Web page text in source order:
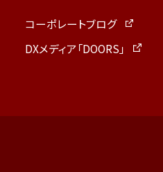
コーポレートブログ
DXメディア「DOORS」